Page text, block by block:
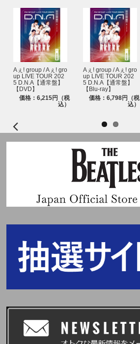
Aぇ! group / Aぇ! gro
up LIVE TOUR 202
5 D.N.A【通常盤】
【DVD】
価格：6,215円（税
込）
Aぇ! group / Aぇ! gro
up LIVE TOUR 202
5 D.N.A【通常盤】
【Blu-ray】
価格：6,798円（税
込）